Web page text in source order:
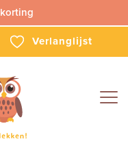
Verlanglijst